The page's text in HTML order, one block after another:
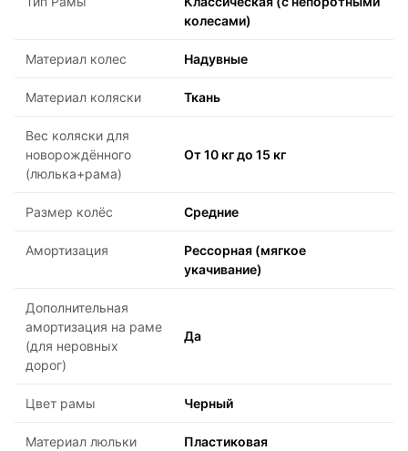
колесами)
Материал колес Надувные
Материал коляски Ткань
Вес коляски для
новорождённого
(люлька+рама)
От 10 кг до 15 кг
Размер колёс Средние
Амортизация
Рессорная (мягкое
укачивание)
Дополнительная
амортизация на раме
(для неровных
дорог)
Да
Цвет рамы Черный
Материал люльки Пластиковая